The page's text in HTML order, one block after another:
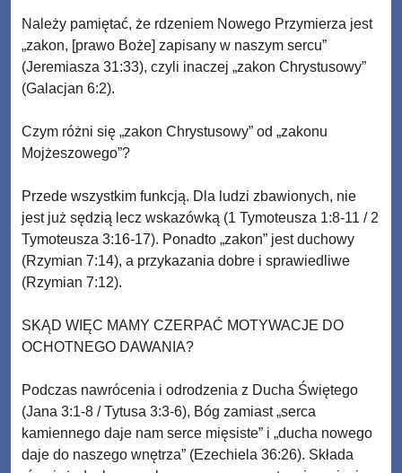
Należy pamiętać, że rdzeniem Nowego Przymierza jest
„zakon, [prawo Boże] zapisany w naszym sercu”
(Jeremiasza 31:33), czyli inaczej „zakon Chrystusowy”
(Galacjan 6:2).
Czym różni się „zakon Chrystusowy” od „zakonu
Mojżeszowego”?
Przede wszystkim funkcją. Dla ludzi zbawionych, nie
jest już sędzią lecz wskazówką (1 Tymoteusza 1:8-11 / 2
Tymoteusza 3:16-17). Ponadto „zakon” jest duchowy
(Rzymian 7:14), a przykazania dobre i sprawiedliwe
(Rzymian 7:12).
SKĄD WIĘC MAMY CZERPAĆ MOTYWACJE DO
OCHOTNEGO DAWANIA?
Podczas nawrócenia i odrodzenia z Ducha Świętego
(Jana 3:1-8 / Tytusa 3:3-6), Bóg zamiast „serca
kamiennego daje nam serce mięsiste” i „ducha nowego
daje do naszego wnętrza” (Ezechiela 36:26). Składa